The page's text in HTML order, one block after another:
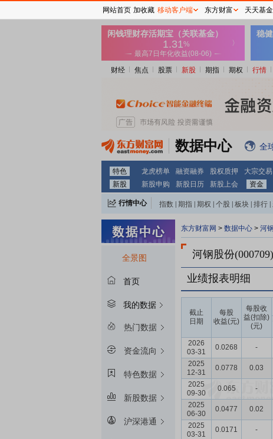
财经 焦点 股票 新股 期指 期权 行情
数据中心 全
特色 龙虎榜单 融资融券 股权质押 大宗交易
新股
新股申购 新股日历 新股上会 资金
行情中心 指数 期指 期权 个股 板块 排行
全景图
首页
我的数据
热门数据
资金流向
特色数据
新股数据
沪深港通
东方财富网 > 数据中心 > 河
河钢股份
业绩报表明细
截止
日期
每股
收益(元)
每股收
益(扣除)
(元)
2026
03-31
0.0268 -
2025
12-31
0.0778 0.03
2025
09-30
0.065 -
2025
06-30
0.0477 0.02
2025
03-31
0.0171 -
网站首页 加收藏 移动客户端 东方财富 天天基